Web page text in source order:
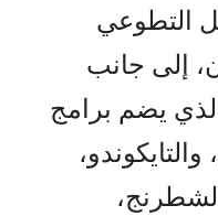
التطوعي
إلى جانب
يضم برامج